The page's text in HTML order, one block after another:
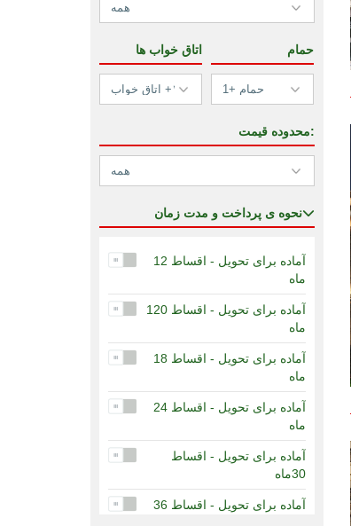
اتاق خواب ها حمام
محدوده قیمت:
نحوه ی پرداخت و مدت زمان
آماده برای تحویل - اقساط 12
ماه
آماده برای تحویل - اقساط 120
ماه
آماده برای تحویل - اقساط 18
ماه
آماده برای تحویل - اقساط 24
ماه
آماده برای تحویل - اقساط
30ماه
آماده برای تحویل - اقساط 36